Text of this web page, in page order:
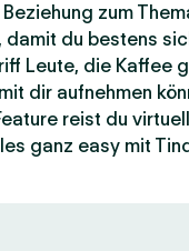
zum
damit du bestens
Leute, die Kaffee
dir aufnehmen
reist du
ganz easy mit